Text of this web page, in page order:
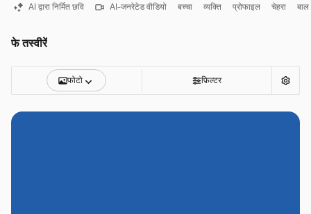
AI द्वारा निर्मित छवि AI-जनरेटेड वीडियो बच्चा व्यक्ति प्रोफाइल चेहरा बाल
फे तस्वीरें
फोटो फ़िल्टर